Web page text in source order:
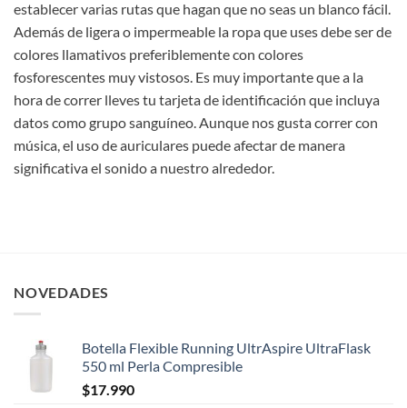
establecer varias rutas que hagan que no seas un blanco fácil.
Además de ligera o impermeable la ropa que uses debe ser de
colores llamativos preferiblemente con colores
fosforescentes muy vistosos. Es muy importante que a la
hora de correr lleves tu tarjeta de identificación que incluya
datos como grupo sanguíneo. Aunque nos gusta correr con
música, el uso de auriculares puede afectar de manera
significativa el sonido a nuestro alrededor.
NOVEDADES
Botella Flexible Running UltrAspire UltraFlask
550 ml Perla Compresible
$17.990